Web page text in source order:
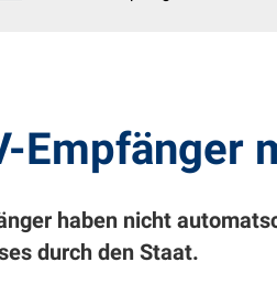
Empfänger
haben nicht
durch den Staat.